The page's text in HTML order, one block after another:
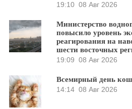
19:10 08 Авг 2026
Министерство
повысило уровень
реагирования на
шести восточных
19:09 08 Авг 2026
Всемирный день
14:14 08 Авг 2026